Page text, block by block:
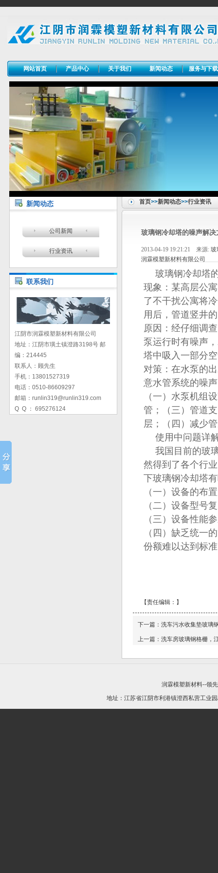
网站首页 产品中心 关于我们 新闻动态 服务与下载
新闻动态
公司新闻
行业资讯
联系我们
江阴市润霖模塑新材料有限公司
地址：江阴市璜土镇澄路3198号 邮
编：214445
联系人：顾先生
手机：13801527319
电话：0510-86609297
邮箱：runlin319@runlin319.com
Q Q ： 695276124
首页>>新闻动态>>行业资讯
玻璃钢冷却塔的噪声解
2013-04-19 19:21:21 来源:玻
润霖模塑新材料有限公司
玻璃钢冷却塔
现象：某高层公
了不干扰公寓将
用后，管道竖井
原因：经仔细调
泵运行时有噪声
塔中吸入一部分
对策：在水泵的
意水管系统的噪
（一）水泵机组
管；（三）管道
层；（四）减少
使用中问题详
我国目前的玻
然得到了各个行
下玻璃钢冷却塔
（一）设备的布
（二）设备型号
（三）设备性能
（四）缺乏统一
份额难以达到标
【责任编辑： 】
下一篇： 洗车污水收集垫玻璃
上一篇： 洗车房玻璃钢格栅，
润霖模塑新材料--领
地址：江苏省江阴市利港镇澄西私营工业